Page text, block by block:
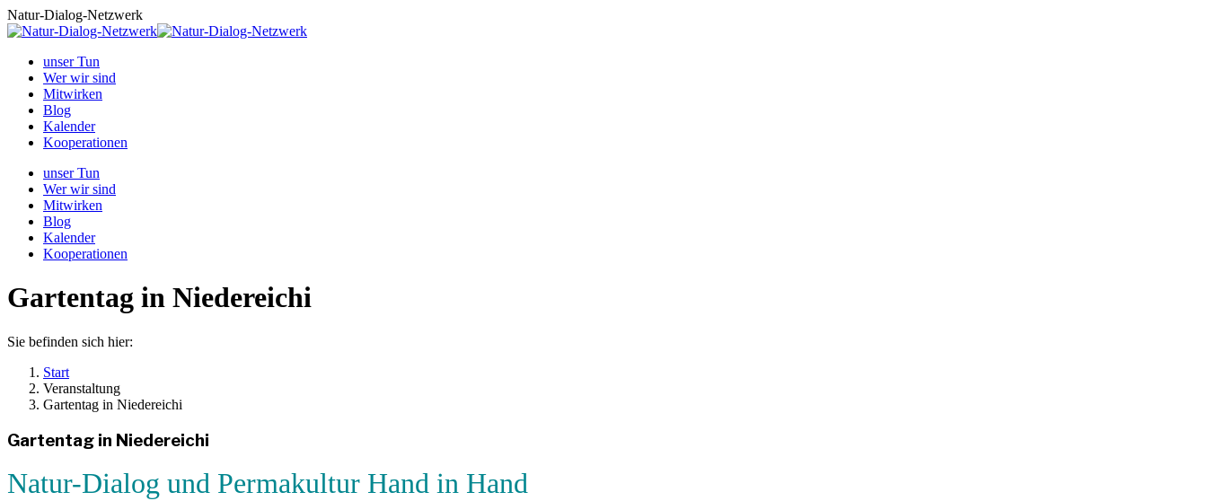
Zum
Inhalt
Natur-Dialog-Netzwerk
unser Tun
Wer wir sind
Mitwirken
Blog
Kalender
Kooperationen
unser Tun
Wer wir sind
Mitwirken
Blog
Kalender
Kooperationen
Gartentag in Niedereichi
Sie befinden sich hier:
Start
Veranstaltung
Gartentag in Niedereichi
Gartentag in Niedereichi
Natur-Dialog und Permakultur Hand in Hand